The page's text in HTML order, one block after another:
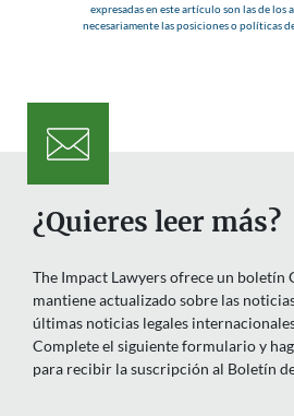
expresadas en este artículo son las de los
necesariamente las posiciones o políticas
¿Quieres leer más?
The Impact Lawyers ofrece un boletín
mantiene actualizado sobre las
últimas noticias legales
Complete el siguiente formulario y
para recibir la suscripción al Boletín